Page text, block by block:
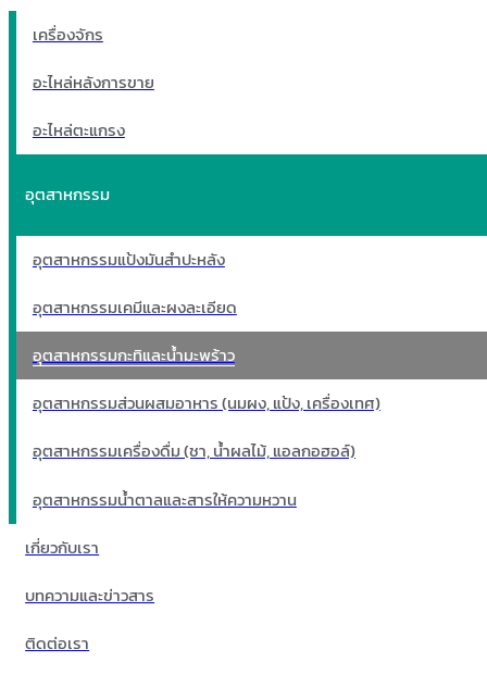
เครื่องจักร
อะไหล่หลังการขาย
อะไหล่ตะแกรง
อุตสาหกรรม
อุตสาหกรรมแป้งมันสำปะหลัง
อุตสาหกรรมเคมีและผงละเอียด
อุตสาหกรรมกะทิและน้ำมะพร้าว
อุตสาหกรรมส่วนผสมอาหาร (นมผง, แป้ง, เครื่องเทศ)
อุตสาหกรรมเครื่องดื่ม (ชา, น้ำผลไม้, แอลกอฮอล์)
อุตสาหกรรมน้ำตาลและสารให้ความหวาน
เกี่ยวกับเรา
บทความและข่าวสาร
ติดต่อเรา